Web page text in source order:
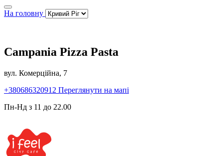
На головну
Campania Pizza Pasta
вул. Комерційна, 7
+380686320912 Переглянути на мапі
Пн-Нд з 11 до 22.00